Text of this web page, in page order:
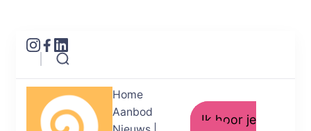
Home
Aanbod
Ik hoor je